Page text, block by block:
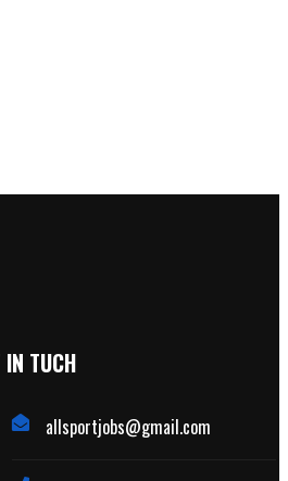
IN TUCH
allsportjobs@gmail.com